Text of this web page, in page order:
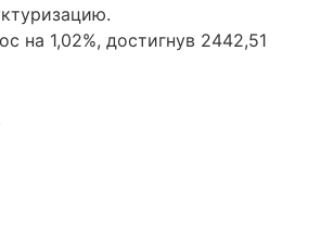
на 1,02%, достигнув 2442,51